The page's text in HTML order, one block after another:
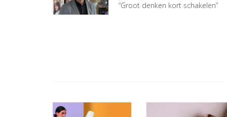
“Groot denken kort schakelen”